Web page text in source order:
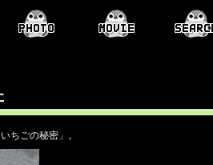
ちごの秘密」。